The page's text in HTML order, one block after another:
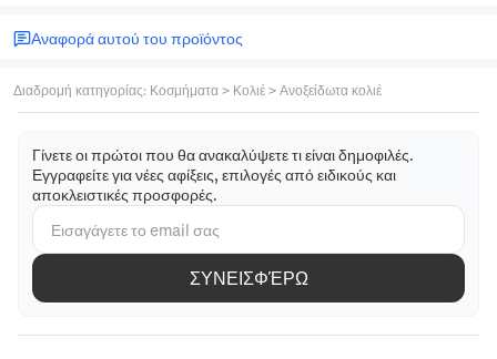
Αναφορά αυτού του προϊόντος
Διαδρομή κατηγορίας: Κοσμήματα > Κολιέ > Ανοξείδωτα κολιέ
Γίνετε οι πρώτοι που θα ανακαλύψετε τι είναι δημοφιλές.
Εγγραφείτε για νέες αφίξεις, επιλογές από ειδικούς και
αποκλειστικές προσφορές.
ΣΥΝΕΙΣΦΈΡΩ